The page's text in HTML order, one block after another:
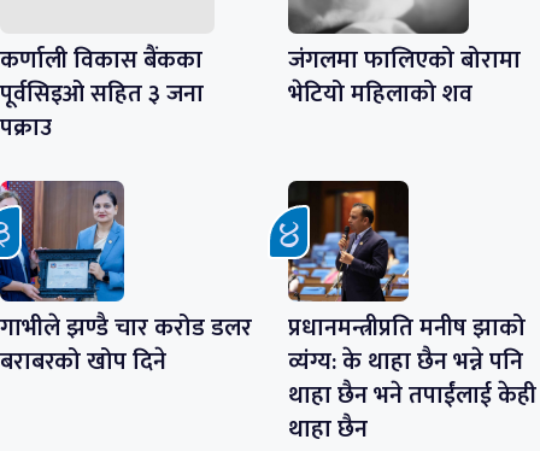
कर्णाली विकास बैंकका
पूर्वसिइओ सहित ३ जना
पक्राउ
जंगलमा फालिएको बोरामा
भेटियो महिलाको शव
गाभीले झण्डै चार करोड डलर
बराबरको खोप दिने
प्रधानमन्त्रीप्रति मनीष झाको
व्यंग्य: के थाहा छैन भन्ने पनि
थाहा छैन भने तपाईंलाई केही
थाहा छैन